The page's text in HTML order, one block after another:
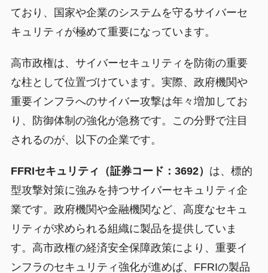
ており、国家や企業のシステムを守るサイバーセ
キュリティが極めて重要になっています。
高市政権は、サイバーセキュリティを防衛の重要
な柱として位置づけています。実際、政府機関や
重要インフラへのサイバー攻撃は年々増加してお
り、防御体制の強化が急務です。この分野で注目
されるのが、以下の企業です。
FFRIセキュリティ（証券コード：3692） は、標的
型攻撃対策に強みを持つサイバーセキュリティ企
業です。政府機関や金融機関など、高度なセキュ
リティが求められる組織に製品を提供していま
す。高市政権の経済安全保障政策により、重要イ
ンフラのセキュリティ強化が進めば、FFRIの製品